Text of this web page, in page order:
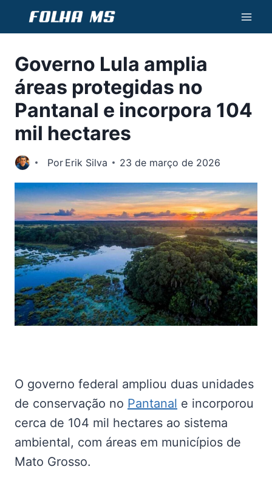
Conteúdo
Governo Lula amplia
áreas protegidas no
Pantanal e incorpora 104
mil hectares
Por Erik Silva 23 de março de 2026
O governo federal ampliou duas unidades
de conservação no Pantanal e incorporou
cerca de 104 mil hectares ao sistema
ambiental, com áreas em municípios de
Mato Grosso.